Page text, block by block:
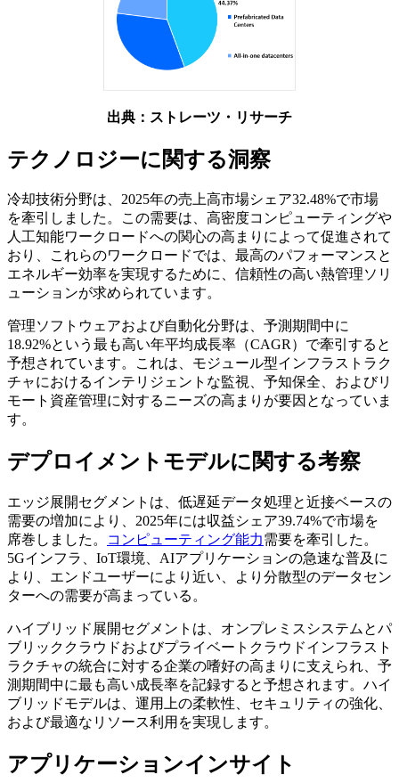
出典：ストレーツ・リサーチ
テクノロジーに関する洞察
冷却技術分野は、2025年の売上高市場シェア32.48%で市場
を牽引しました。この需要は、高密度コンピューティングや
人工知能ワークロードへの関心の高まりによって促進されて
おり、これらのワークロードでは、最高のパフォーマンスと
エネルギー効率を実現するために、信頼性の高い熱管理ソリ
ューションが求められています。
管理ソフトウェアおよび自動化分野は、予測期間中に
18.92%という最も高い年平均成長率（CAGR）で牽引すると
予想されています。これは、モジュール型インフラストラク
チャにおけるインテリジェントな監視、予知保全、およびリ
モート資産管理に対するニーズの高まりが要因となっていま
す。
デプロイメントモデルに関する考察
エッジ展開セグメントは、低遅延データ処理と近接ベースの
需要の増加により、2025年には収益シェア39.74%で市場を
席巻しました。
コンピューティング能力需要を牽引した。
5Gインフラ、IoT環境、AIアプリケーションの急速な普及に
より、エンドユーザーにより近い、より分散型のデータセン
ターへの需要が高まっている。
ハイブリッド展開セグメントは、オンプレミスシステムとパ
ブリッククラウドおよびプライベートクラウドインフラスト
ラクチャの統合に対する企業の嗜好の高まりに支えられ、予
測期間中に最も高い成長率を記録すると予想されます。ハイ
ブリッドモデルは、運用上の柔軟性、セキュリティの強化、
および最適なリソース利用を実現します。
アプリケーションインサイト